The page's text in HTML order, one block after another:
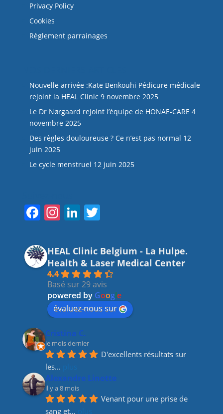
Privacy Policy
Cookies
Règlement parrainages
Nouvelle arrivée :Kate Benkouhi Pédicure médicale
rejoint la HEAL Clinic 9 novembre 2025
Le Dr Nørgaard rejoint l’équipe de HONAE-CARE 4
novembre 2025
Des règles douloureuse ? Ce n’est pas normal 12
juin 2025
Le cycle menstruel 12 juin 2025
F
c
e
b
o
o
k
In
a
gr
a
m
Li
k
e
dI
n
T
itt
er
HEAL Clinic Belgium - La Hulpe.
Health & Laser Medical Center
4.4
Basé sur 29 avis
powered by Google
évaluez-nous sur
Cristina C.
le mois dernier
D'excellents résultats sur
les... plus
Alexandre Linotte
il y a 8 mois
Venant pour une prise de
sang et... plus